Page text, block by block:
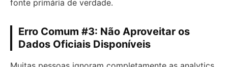
fonte primária de verdade.
Erro Comum #3: Não Aproveitar os
Dados Oficiais Disponíveis